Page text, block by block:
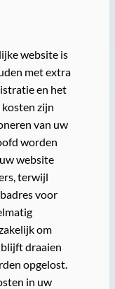
website is
met extra
en het
zijn
van uw
worden
website
terwijl
voor
om
draaien
opgelost.
in uw